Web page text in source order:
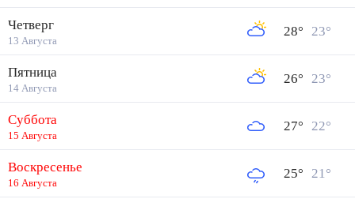
Четверг
13 Августа
28° 23°
Пятница
14 Августа
26° 23°
Суббота
15 Августа
27° 22°
Воскресенье
16 Августа
25° 21°